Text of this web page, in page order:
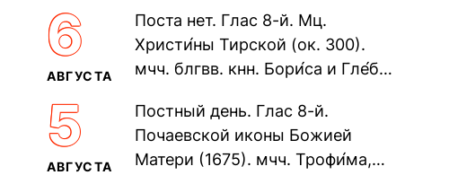
прп. Евпракси́и девы,...
6
АВГУСТА
Поста нет. Глас 8-й. Мц.
Христи́ны Тирской (ок. 300).
мчч. блгвв. кнн. Бори́са и Гле́ба,
Дави́да (1015). Прп....
5
АВГУСТА
Постный день. Глас 8-й.
Почаевской иконы Божией
Матери (1675). мчч. Трофи́ма,